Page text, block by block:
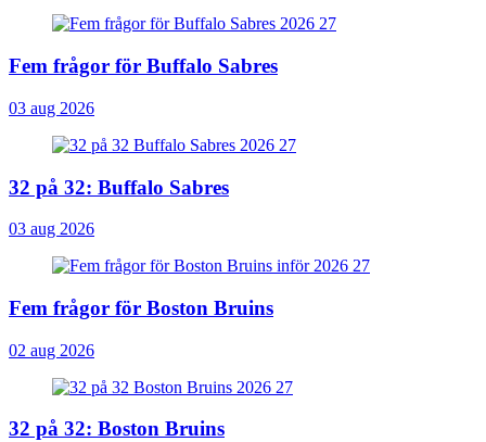
Fem frågor för Buffalo Sabres
03 aug 2026
32 på 32: Buffalo Sabres
03 aug 2026
Fem frågor för Boston Bruins
02 aug 2026
32 på 32: Boston Bruins